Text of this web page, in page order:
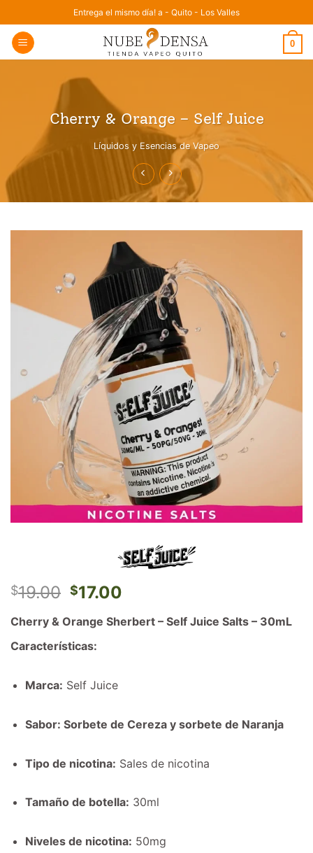
contenido
Entrega el mismo día! a - Quito - Los Valles
0
Cherry & Orange – Self Juice
Líquidos y Esencias de Vapeo
$19.00 El
original
era:
$17.00
actual
Cherry & Orange Sherbert – Self Juice Salts – 30mL
Características:
Marca: Self Juice
Sabor: Sorbete de Cereza y sorbete de Naranja
Tipo de nicotina: Sales de nicotina
Tamaño de botella: 30ml
Niveles de nicotina: 50mg